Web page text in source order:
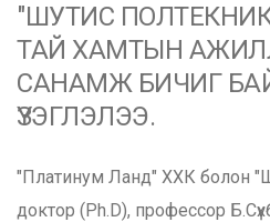
"ШУТИС
ТАЙ ХАМТЫН
САНАМЖ БИЧИГ
ҮЗЭГЛЭЛЭЭ.
"Платинум Ланд" ХХК болон
доктор (Ph.D), профессор